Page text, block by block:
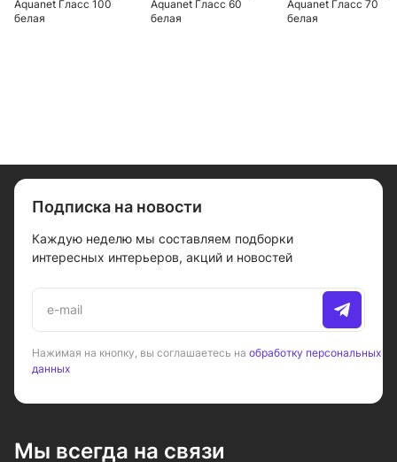
Aquanet Гласс 100
белая
Aquanet Гласс 60
белая
Aquanet Гласс 70
белая
Подписка на новости
Каждую неделю мы составляем подборки
интересных интерьеров, акций и новостей
Нажимая на кнопку, вы соглашаетесь на обработку персональных
данных
Мы всегда на связи